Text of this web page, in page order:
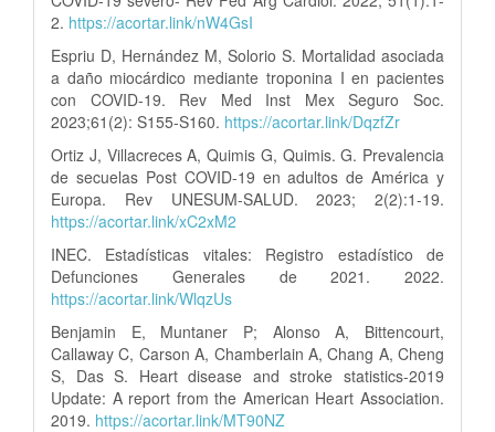
2. https://acortar.link/nW4GsI
Espriu D, Hernández M, Solorio S. Mortalidad asociada
a daño miocárdico mediante troponina I en pacientes
con COVID-19. Rev Med Inst Mex Seguro Soc.
2023;61(2): S155-S160. https://acortar.link/DqzfZr
Ortiz J, Villacreces A, Quimis G, Quimis. G. Prevalencia
de secuelas Post COVID-19 en adultos de América y
Europa. Rev UNESUM-SALUD. 2023; 2(2):1-19.
https://acortar.link/xC2xM2
INEC. Estadísticas vitales: Registro estadístico de
Defunciones Generales de 2021. 2022.
https://acortar.link/WlqzUs
Benjamin E, Muntaner P; Alonso A, Bittencourt,
Callaway C, Carson A, Chamberlain A, Chang A, Cheng
S, Das S. Heart disease and stroke statistics-2019
Update: A report from the American Heart Association.
2019. https://acortar.link/MT90NZ